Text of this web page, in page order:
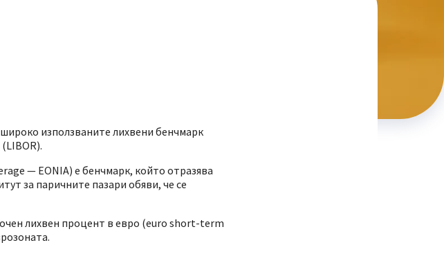
използваните лихвени бенчмарк
— EONIA) е бенчмарк, който отразява
за паричните пазари обяви, че се
лихвен процент в евро (euro short-term